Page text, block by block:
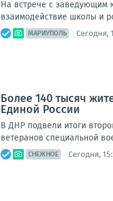
На встрече с заведующим
взаимодействие школы и
МАРИУПОЛЬ Сегодня,
Более 140 тысяч
Единой России
В ДНР подвели итоги
ветеранов специальной
СНЕЖНОЕ Сегодня,